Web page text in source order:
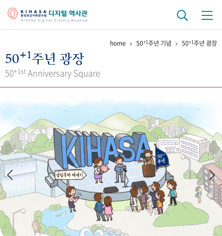
걸어온 길 기관 변천사
키워드로 보는 연구 역사
연구자들
간행물 변천사
기록물 아카이브
사진 아카이브 문서 기록물 행정박물 영상 기록물
50+1 주년 기념
성과 50선 숫자로 보는 50년 50
주년 광장
home 50+1주년 기념 50+1주년 광장
50+1주년 광장
50+1st Anniversary Square